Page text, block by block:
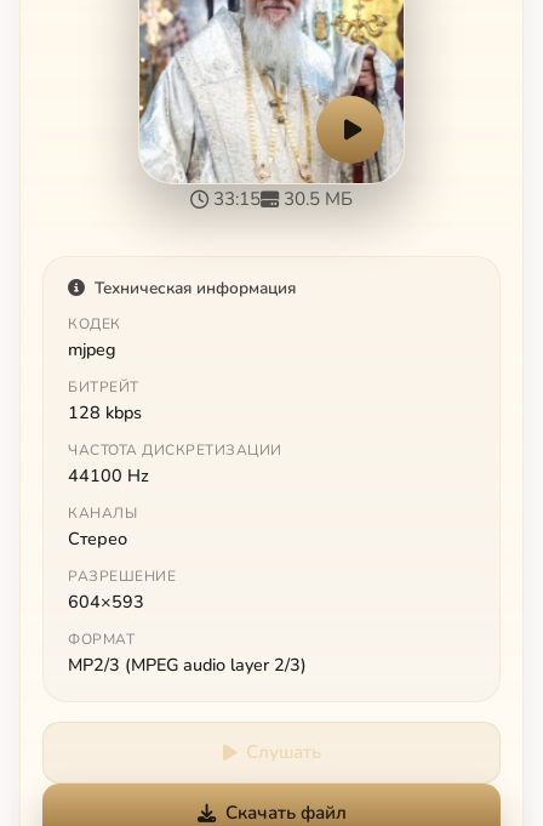
33:15 30.5 МБ
Техническая информация
КОДЕК
mjpeg
БИТРЕЙТ
128 kbps
ЧАСТОТА ДИСКРЕТИЗАЦИИ
44100 Hz
КАНАЛЫ
Стерео
РАЗРЕШЕНИЕ
604×593
ФОРМАТ
MP2/3 (MPEG audio layer 2/3)
Слушать
Скачать файл